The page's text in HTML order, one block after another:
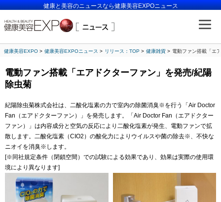
健康と美容のニュースなら健康美容EXPOニュース
健康美容EXPO 健康美容EXPOニュース リリース：TOP 健康雑貨 電動ファン搭載「エ
電動ファン搭載「エアドクターファン」を発売/紀陽
除虫菊
紀陽除虫菊株式会社は、二酸化塩素の力で室内の除菌消臭※を行う「Air Doctor
Fan（エアドクターファン）」を発売します。「Air Doctor Fan（エアドクター
ファン）」は内容成分と空気の反応により二酸化塩素が発生、電動ファンで拡
散します。二酸化塩素（CIO2）の酸化力によりウイルスや菌の除去※、不快な
ニオイを消臭※します。
[※同社規定条件（閉鎖空間）での試験による効果であり、効果は実際の使用環
境により異なります]